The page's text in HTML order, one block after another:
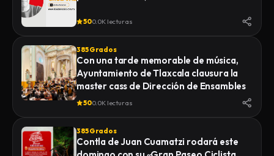
500.0K lecturas
385 Grados
Con una tarde memorable de música,
Ayuntamiento de Tlaxcala clausura la
master cass de Dirección de Ensambles
500.0K lecturas
385 Grados
Contla de Juan Cuamatzi rodará este